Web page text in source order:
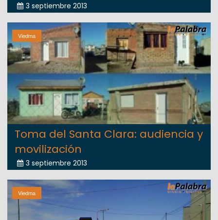
3 septiembre 2013
Viedma
Toma del Santa Clara: audiencia y
movilización
3 septiembre 2013
Viedma